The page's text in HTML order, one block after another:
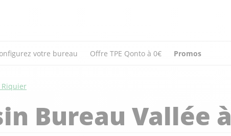
votre bureau Offre TPE Qonto à 0€ Promos
Riquier
Bureau Vallée à